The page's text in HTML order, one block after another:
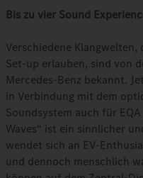
Bis zu vier Sound
Verschiedene
Set-up erlauben, sind von
Mercedes-Benz bekannt.
in Verbindung mit dem
Soundsystem auch für
Waves“ ist ein sinnlicher
wendet sich an
und dennoch menschlich